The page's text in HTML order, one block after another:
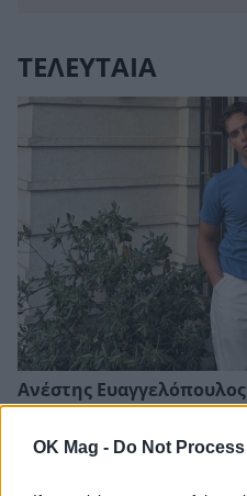
OK Mag - Do Not
ΤΕΛΕΥΤΑΙΑ
Ανέστης
παρουσιάστρια που